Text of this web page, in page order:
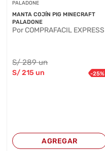
PALADONE
MANTA COJÍN PIG MINECRAFT
PALADONE
Por COMPRAFACIL EXPRESS
S/289 un
S/215 un -25%
AGREGAR